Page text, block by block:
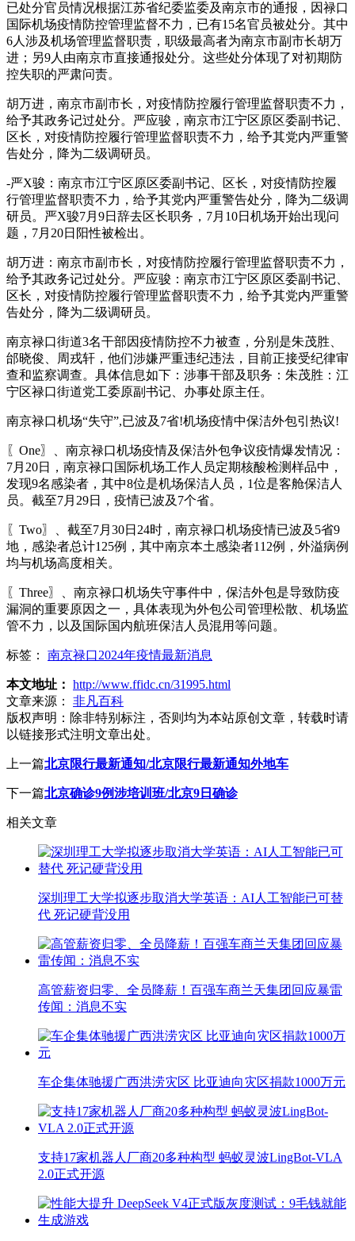
已处分官员情况根据江苏省纪委监委及南京市的通报，因禄口
国际机场疫情防控管理监督不力，已有15名官员被处分。其中
6人涉及机场管理监督职责，职级最高者为南京市副市长胡万
进；另9人由南京市直接通报处分。这些处分体现了对初期防
控失职的严肃问责。
胡万进，南京市副市长，对疫情防控履行管理监督职责不力，
给予其政务记过处分。严应骏，南京市江宁区原区委副书记、
区长，对疫情防控履行管理监督职责不力，给予其党内严重警
告处分，降为二级调研员。
-严X骏：南京市江宁区原区委副书记、区长，对疫情防控履
行管理监督职责不力，给予其党内严重警告处分，降为二级调
研员。严X骏7月9日辞去区长职务，7月10日机场开始出现问
题，7月20日阳性被检出。
胡万进：南京市副市长，对疫情防控履行管理监督职责不力，
给予其政务记过处分。严应骏：南京市江宁区原区委副书记、
区长，对疫情防控履行管理监督职责不力，给予其党内严重警
告处分，降为二级调研员。
南京禄口街道3名干部因疫情防控不力被查，分别是朱茂胜、
邰晓俊、周戎轩，他们涉嫌严重违纪违法，目前正接受纪律审
查和监察调查。具体信息如下：涉事干部及职务：朱茂胜：江
宁区禄口街道党工委原副书记、办事处原主任。
南京禄口机场“失守”,已波及7省!机场疫情中保洁外包引热议!
〖One〗、南京禄口机场疫情及保洁外包争议疫情爆发情况：
7月20日，南京禄口国际机场工作人员定期核酸检测样品中，
发现9名感染者，其中8位是机场保洁人员，1位是客舱保洁人
员。截至7月29日，疫情已波及7个省。
〖Two〗、截至7月30日24时，南京禄口机场疫情已波及5省9
地，感染者总计125例，其中南京本土感染者112例，外溢病例
均与机场高度相关。
〖Three〗、南京禄口机场失守事件中，保洁外包是导致防疫
漏洞的重要原因之一，具体表现为外包公司管理松散、机场监
管不力，以及国际国内航班保洁人员混用等问题。
标签： 南京禄口2024年疫情最新消息
本文地址： http://www.ffidc.cn/31995.html
文章来源：
非凡百科
版权声明： 除非特别标注，否则均为本站原创文章，转载时请
以链接形式注明文章出处。
上一篇北京限行最新通知/北京限行最新通知外地车
下一篇北京确诊9例涉培训班/北京9日确诊
相关文章
深圳理工大学拟逐步取消大学英语：AI人工智能已可替
代 死记硬背没用
高管薪资归零、全员降薪！百强车商兰天集团回应暴雷
传闻：消息不实
车企集体驰援广西洪涝灾区 比亚迪向灾区捐款1000万元
支持17家机器人厂商20多种构型 蚂蚁灵波LingBot-VLA
2.0正式开源